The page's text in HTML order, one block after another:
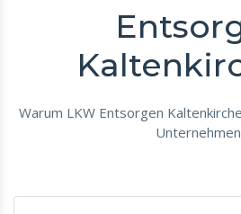
Warum LKW Entsorgen